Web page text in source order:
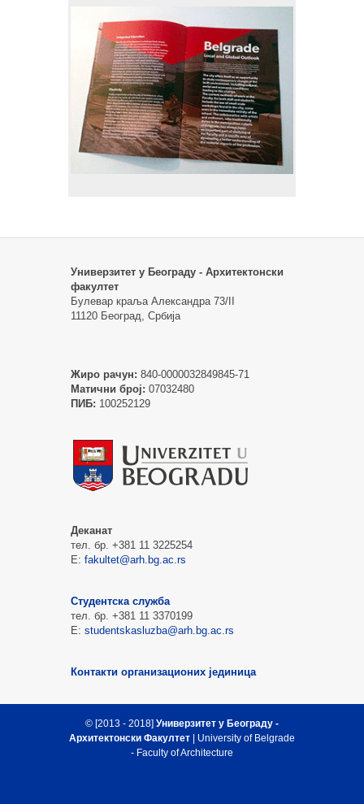
Универзитет у Београду - Архитектонски
факултет
Булевар краља Александра 73/II
11120 Београд, Србија
Жиро рачун: 840-0000032849845-71
Матични број: 07032480
ПИБ: 100252129
Деканат
тел. бр. +381 11 3225254
Е: fakultet@arh.bg.ac.rs
Студентска служба
тел. бр. +381 11 3370199
Е: studentskasluzba@arh.bg.ac.rs
Контакти организационих јединица
© [2013 - 2018] Универзитет у Београду -
Архитектонски Факултет | University of Belgrade
- Faculty of Architecture